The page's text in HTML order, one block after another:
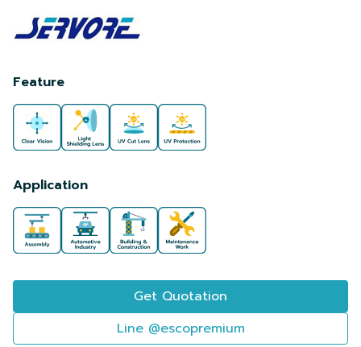
Feature
Application
Get Quotation
Line @escopremium